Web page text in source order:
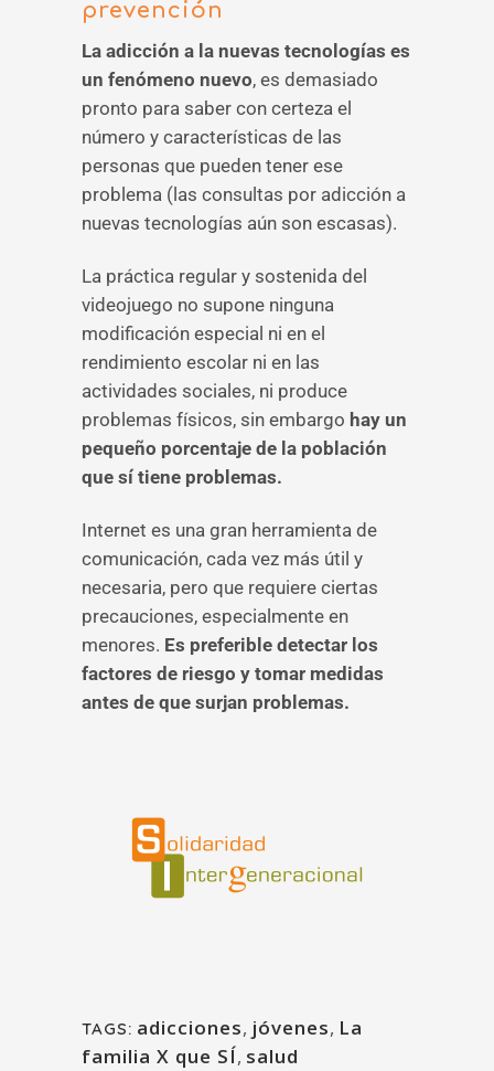
prevención
La adicción a la nuevas tecnologías es
un fenómeno nuevo, es demasiado
pronto para saber con certeza el
número y características de las
personas que pueden tener ese
problema (las consultas por adicción a
nuevas tecnologías aún son escasas).
La práctica regular y sostenida del
videojuego no supone ninguna
modificación especial ni en el
rendimiento escolar ni en las
actividades sociales, ni produce
problemas físicos, sin embargo hay un
pequeño porcentaje de la población
que sí tiene problemas.
Internet es una gran herramienta de
comunicación, cada vez más útil y
necesaria, pero que requiere ciertas
precauciones, especialmente en
menores. Es preferible detectar los
factores de riesgo y tomar medidas
antes de que surjan problemas.
TAGS: adicciones, jóvenes, La
familia X que SÍ, salud